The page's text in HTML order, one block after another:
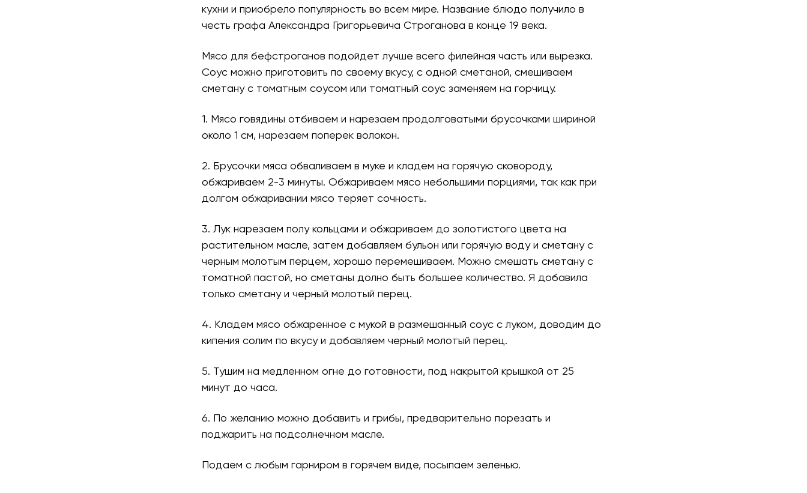
кухни и приобрело популярность во всем мире. Название блюдо получило в
честь графа Александра Григорьевича Строганова в конце 19 века.
Мясо для бефстроганов подойдет лучше всего филейная часть или вырезка.
Соус можно приготовить по своему вкусу, с одной сметаной, смешиваем
сметану с томатным соусом или томатный соус заменяем на горчицу.
1. Мясо говядины отбиваем и нарезаем продолговатыми брусочками шириной
около 1 см, нарезаем поперек волокон.
2. Брусочки мяса обваливаем в муке и кладем на горячую сковороду,
обжариваем 2-3 минуты. Обжариваем мясо небольшими порциями, так как при
долгом обжаривании мясо теряет сочность.
3. Лук нарезаем полу кольцами и обжариваем до золотистого цвета на
растительном масле, затем добавляем бульон или горячую воду и сметану с
черным молотым перцем, хорошо перемешиваем. Можно смешать сметану с
томатной пастой, но сметаны долно быть большее количество. Я добавила
только сметану и черный молотый перец.
4. Кладем мясо обжаренное с мукой в размешанный соус с луком, доводим до
кипения солим по вкусу и добавляем черный молотый перец.
5. Тушим на медленном огне до готовности, под накрытой крышкой от 25
минут до часа.
6. По желанию можно добавить и грибы, предварительно порезать и
поджарить на подсолнечном масле.
Подаем с любым гарниром в горячем виде, посыпаем зеленью.